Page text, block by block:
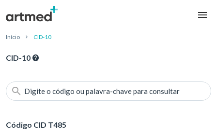
Início CID-10
CID-10
Digite o código ou palavra-chave para consultar
Código CID T485